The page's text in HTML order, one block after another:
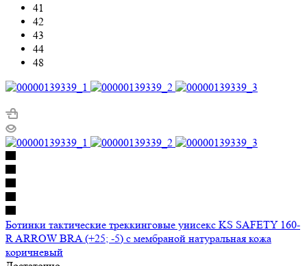
41
42
43
44
48
Ботинки тактические треккинговые унисекс KS SAFETY 160-
R ARROW BRA (+25; -5) с мембраной натуральная кожа
коричневый